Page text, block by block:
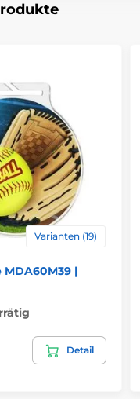
Varianten (19)
|
Detail